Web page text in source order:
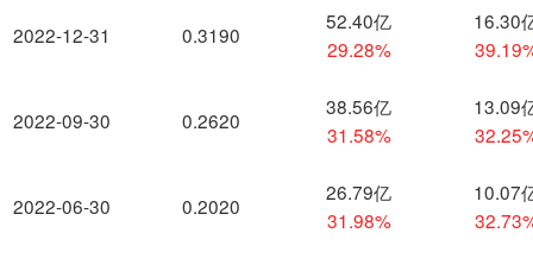
2022-12-31
2022-09-30
2022-06-30
0.3190
52.40亿
29.28%
16.30
0.2620
38.56亿
31.58%
13.09
0.2020
26.79亿
31.98%
10.07